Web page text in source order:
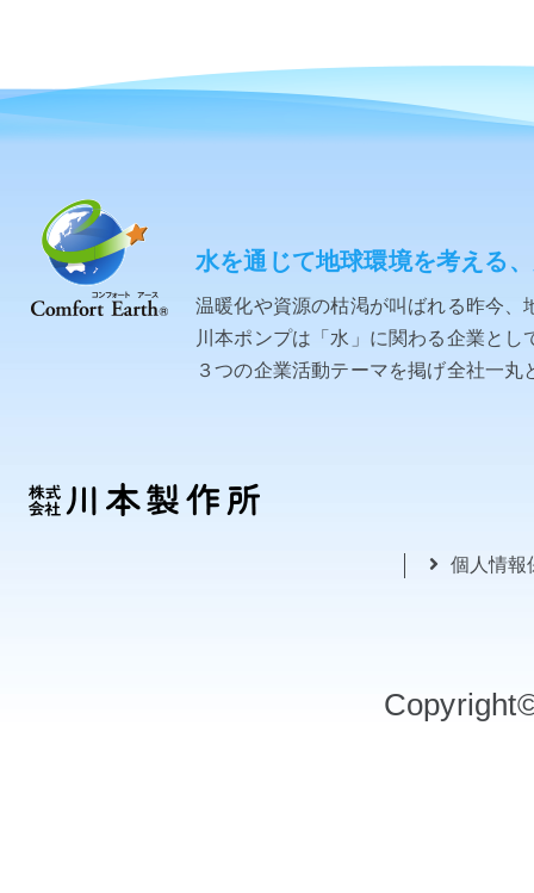
水を通じて地球環境を考える
温暖化や資源の枯渇が叫ばれる昨今
川本ポンプは「水」に関わる企業と
３つの企業活動テーマを掲げ全社一
個人情報